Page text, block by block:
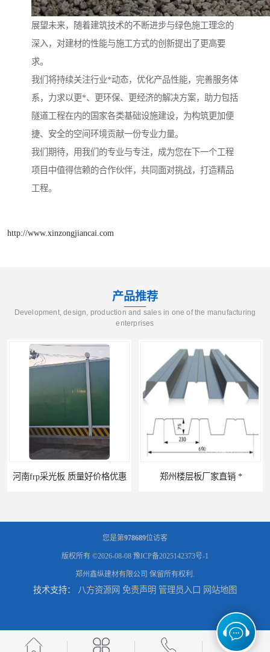
展望未来，随着建筑技术的不断进步与绿色施工理念的
深入，对建材的性能与施工方式的创新提出了更高要
求。
我们将持续关注行业*动态，优化产品性能，完善服务体
系，力求以更*、更环保、更经济的解决方案，助力包括
隧道工程在内的国家各类基础设施建设，为构筑更加便
捷、安全的空间环境贡献一份专业力量。
我们期待，用我们的专业与专注，成为您在下一个工程
项目中值得信赖的合作伙伴，共同面对挑战，打造精品
工程。
http://www.xinzongjiancai.com
产品推荐
Development, design, production and sales in one of the manufacturing
enterprises
郑州楼层板厂家直销 *
河南郑州生产加工彩钢围挡 郑州鑫纵 质量好 围挡加工 三门峡生产加工彩钢围挡 郑州鑫纵 质量好 围挡加工
您是第978689位访客
版权所有 ©2026-08-08 豫ICP备2025142373号-1
郑州鑫纵建材有限公司 保留所有权利.
技术支持： 八方资源网 免责声明 管理员入口 网站地图